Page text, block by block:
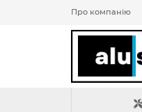
Про компанію